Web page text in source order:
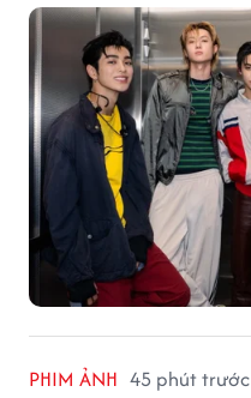
PHIM ẢNH 45 phút trước